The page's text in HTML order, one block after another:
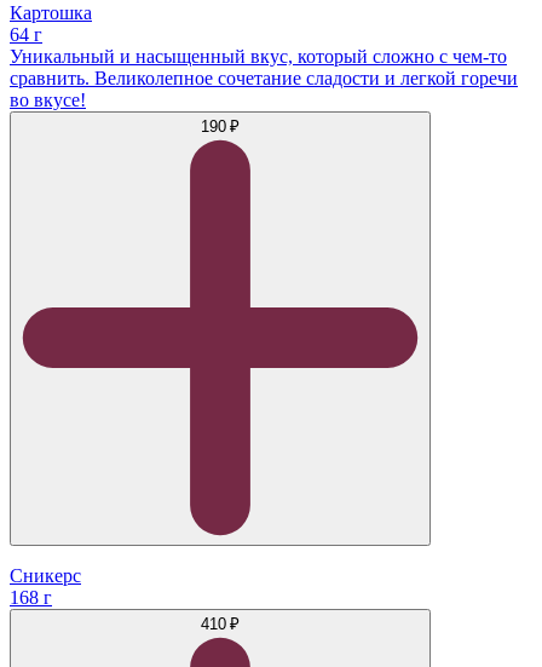
Картошка
64 г
Уникальный и насыщенный вкус, который сложно с чем-то
сравнить. Великолепное сочетание сладости и легкой горечи
во вкусе!
190 ₽
Сникерс
168 г
410 ₽